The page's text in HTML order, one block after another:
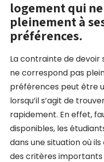
logement qui
pleinement à
préférences.
La contrainte de devoir
ne correspond pas
préférences peut être
lorsqu’il s’agit de
rapidement. En effet,
disponibles, les
dans une situation où
des critères importants